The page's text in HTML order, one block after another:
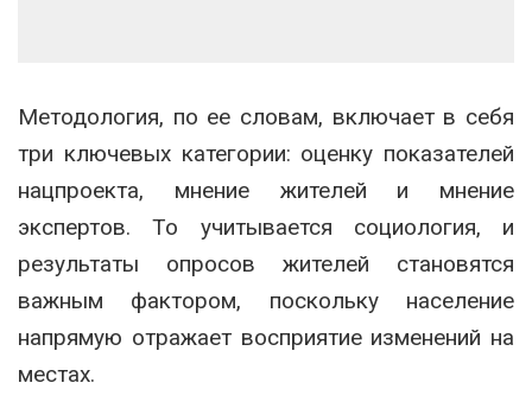
Методология, по ее словам, включает в себя
три ключевых категории: оценку показателей
нацпроекта, мнение жителей и мнение
экспертов. То учитывается социология, и
результаты опросов жителей становятся
важным фактором, поскольку население
напрямую отражает восприятие изменений на
местах.